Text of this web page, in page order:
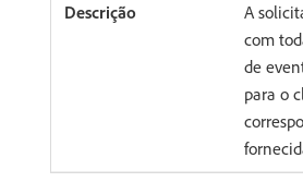
A
com
de
para o